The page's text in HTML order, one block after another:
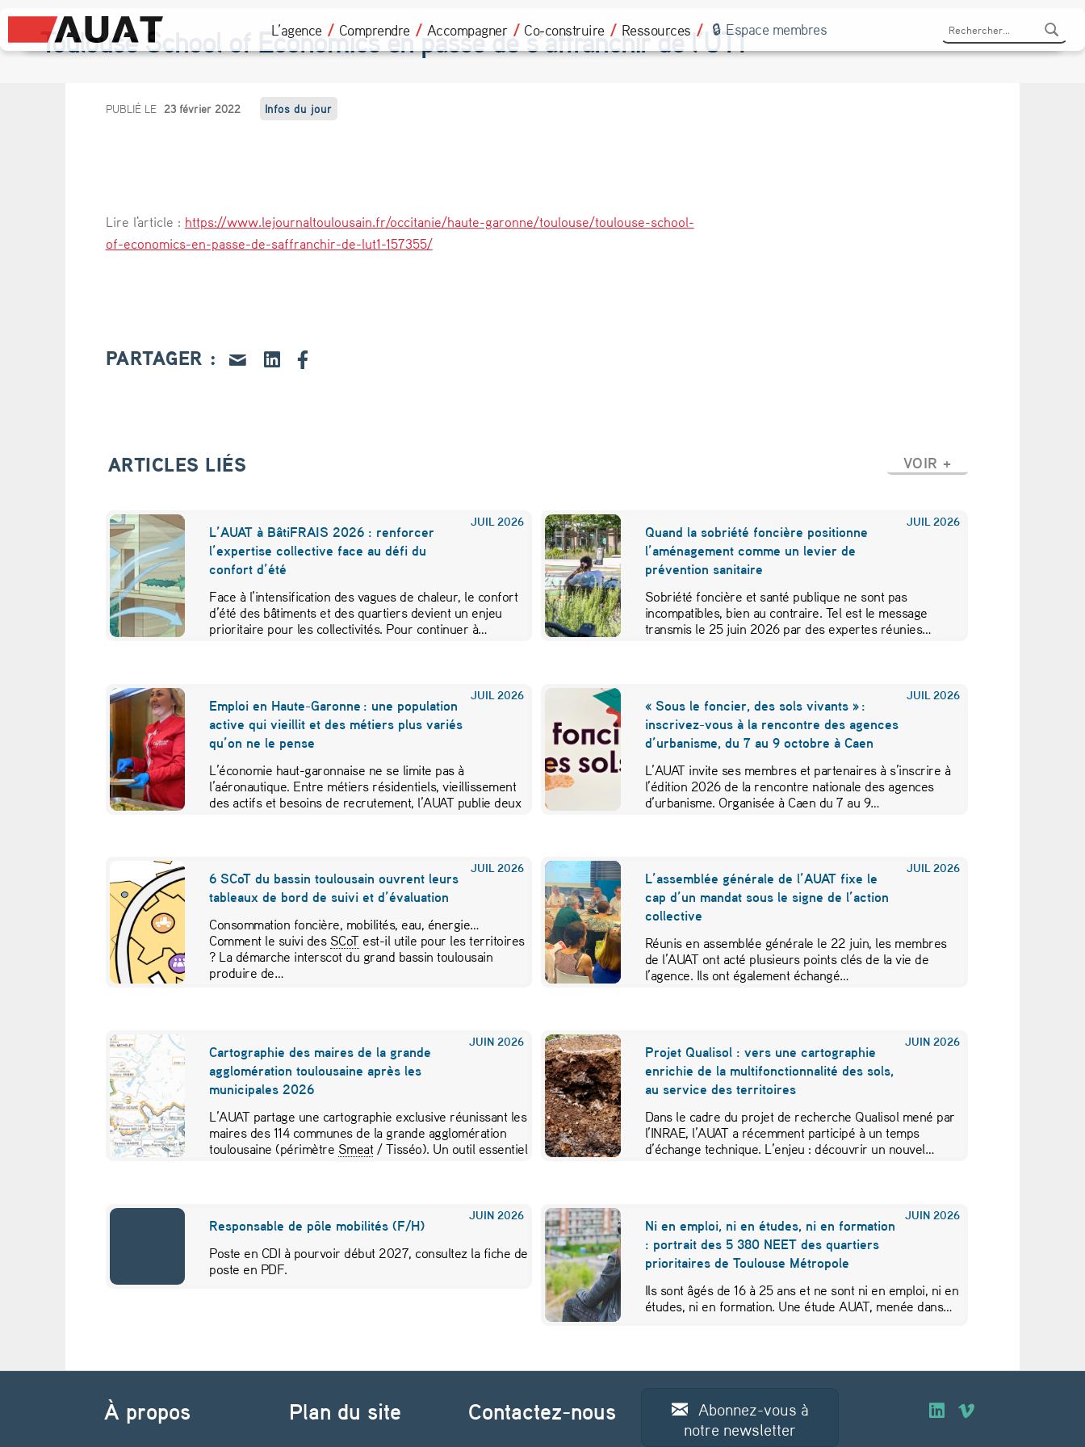
L’agence Comprendre Accompagner Co-construire Ressources Espace membres
Toulouse School of Economics en passe de s’affranchir de l’UT1
T
l
o
e
h
o
l
o
f
c
o
n
o
i
c
s
e
p
a
s
s
d
s
a
f
f
PUBLIÉ LE 23 février 2022 Infos du jour
Lire l'article : https://www.lejournaltoulousain.fr/occitanie/haute-garonne/toulouse/toulouse-school-
of-economics-en-passe-de-saffranchir-de-lut1-157355/
PARTAGER :
ARTICLES LIÉS VOIR +
JUIL 2026
L’AUAT à BâtiFRAIS 2026 : renforcer
l’expertise collective face au défi du
confort d’été
Face à l’intensification des vagues de chaleur, le confort
d’été des bâtiments et des quartiers devient un enjeu
prioritaire pour les collectivités. Pour continuer à…
JUIL 2026
Quand la sobriété foncière positionne
l’aménagement comme un levier de
prévention sanitaire
Sobriété foncière et santé publique ne sont pas
incompatibles, bien au contraire. Tel est le message
transmis le 25 juin 2026 par des expertes réunies…
JUIL 2026
Emploi en Haute-Garonne : une population
active qui vieillit et des métiers plus variés
qu’on ne le pense
L’économie haut-garonnaise ne se limite pas à
l’aéronautique. Entre métiers résidentiels, vieillissement
des actifs et besoins de recrutement, l’AUAT publie deux
JUIL 2026
« Sous le foncier, des sols vivants » :
inscrivez-vous à la rencontre des agences
d’urbanisme, du 7 au 9 octobre à Caen
L’AUAT invite ses membres et partenaires à s’inscrire à
l’édition 2026 de la rencontre nationale des agences
d’urbanisme. Organisée à Caen du 7 au 9…
JUIL 2026
6 SCoT du bassin toulousain ouvrent leurs
tableaux de bord de suivi et d’évaluation
Consommation foncière, mobilités, eau, énergie…
Comment le suivi des SCoT est-il utile pour les territoires
? La démarche interscot du grand bassin toulousain
produire de…
JUIL 2026
L’assemblée générale de l’AUAT fixe le
cap d’un mandat sous le signe de l’action
collective
Réunis en assemblée générale le 22 juin, les membres
de l’AUAT ont acté plusieurs points clés de la vie de
l’agence. Ils ont également échangé…
JUIN 2026
Cartographie des maires de la grande
agglomération toulousaine après les
municipales 2026
L’AUAT partage une cartographie exclusive réunissant les
maires des 114 communes de la grande agglomération
toulousaine (périmètre Smeat/ Tisséo). Un outil essentiel
JUIN 2026
Projet Qualisol : vers une cartographie
enrichie de la multifonctionnalité des sols,
au service des territoires
Dans le cadre du projet de recherche Qualisol mené par
l’INRAE, l’AUAT a récemment participé à un temps
d’échange technique. L’enjeu : découvrir un nouvel…
JUIN 2026
Responsable de pôle mobilités (F/H)
Poste en CDI à pourvoir début 2027, consultez la fiche de
poste en PDF.
JUIN 2026
Ni en emploi, ni en études, ni en formation
: portrait des 5 380 NEET des quartiers
prioritaires de Toulouse Métropole
Ils sont âgés de 16 à 25 ans et ne sont ni en emploi, ni en
études, ni en formation. Une étude AUAT, menée dans…
Navigation de l’article
À propos
Plan du site Contactez-nous
Abonnez-vous à
notre newsletter
O